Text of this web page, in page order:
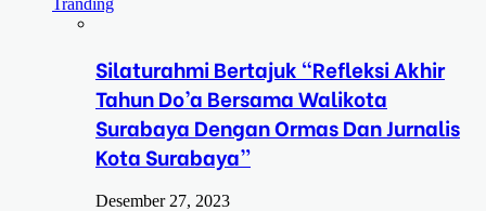
Tranding
Silaturahmi Bertajuk “Refleksi Akhir
Tahun Do’a Bersama Walikota
Surabaya Dengan Ormas Dan Jurnalis
Kota Surabaya”
Desember 27, 2023